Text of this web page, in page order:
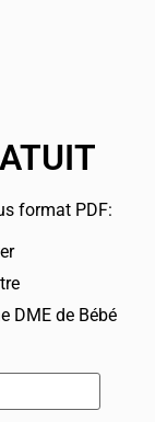
format PDF:
DME de Bébé